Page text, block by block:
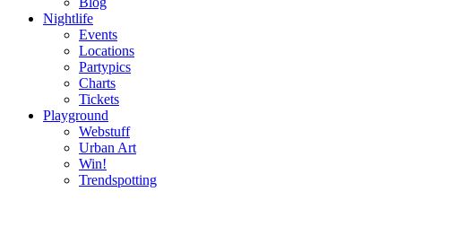
Nightlife
Events
Locations
Partypics
Charts
Tickets
Playground
Webstuff
Urban Art
Win!
Trendspotting